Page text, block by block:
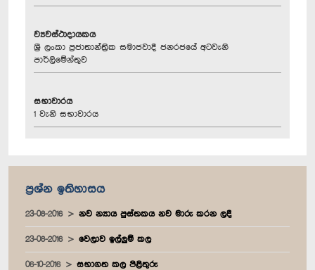
ව්‍යවස්ථාදායකය
ශ්‍රී ලංකා ප්‍රජාතාන්ත්‍රික සමාජවාදී ජනරජයේ අටවැනි
පාර්ලිමේන්තුව
සභාවාරය
1 වැනි සභාවාරය
ප්‍රශ්න ඉතිහාසය
23-08-2016 නව න්‍යාය පුස්තකය නව මාරු කරන ලදී
23-08-2016 වෙලාව ඉල්ලුම් කල
06-10-2016 සභාගත කල පිළිතුරු